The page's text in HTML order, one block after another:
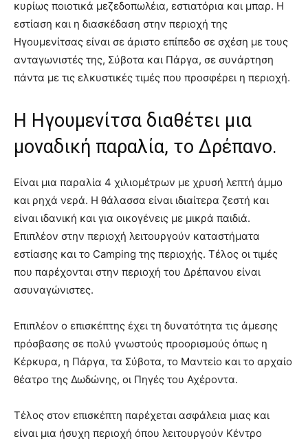
κυρίως ποιοτικά μεζεδοπωλέια, εστιατόρια και μπαρ. Η
εστίαση και η διασκέδαση στην περιοχή της
Ηγουμενίτσας είναι σε άριστο επίπεδο σε σχέση με τους
ανταγωνιστές της, Σύβοτα και Πάργα, σε συνάρτηση
πάντα με τις ελκυστικές τιμές που προσφέρει η περιοχή.
Η Ηγουμενίτσα διαθέτει μια
μοναδική παραλία, το Δρέπανο.
Είναι μια παραλία 4 χιλιομέτρων με χρυσή λεπτή άμμο
και ρηχά νερά. Η θάλασσα είναι ιδιαίτερα ζεστή και
είναι ιδανική και για οικογένεις με μικρά παιδιά.
Επιπλέον στην περιοχή λειτουργούν καταστήματα
εστίασης και το Camping της περιοχής. Τέλος οι τιμές
που παρέχονται στην περιοχή του Δρέπανου είναι
ασυναγώνιστες.
Επιπλέον ο επισκέπτης έχει τη δυνατότητα τις άμεσης
πρόσβασης σε πολύ γνωστούς προορισμούς όπως η
Κέρκυρα, η Πάργα, τα Σύβοτα, το Μαντείο και το αρχαίο
θέατρο της Δωδώνης, οι Πηγές του Αχέροντα.
Τέλος στον επισκέπτη παρέχεται ασφάλεια μιας και
είναι μια ήσυχη περιοχή όπου λειτουργούν Κέντρο